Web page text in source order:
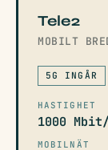
Tele2
MOBILT
5G INGÅR
HASTIGHET
1000
MOBILNÄT